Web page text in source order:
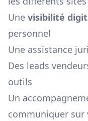
Une visibilité
personnel
Une assistance
Des leads
outils
Un
communiquer